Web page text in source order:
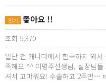
인기 좋아요 !!
조회 5,370
일단 전 캐나다에서 한국까지 와
족해요 ^^ 이명주선생님, 실장님
셔서 고마워요! 수술하고 2주만…